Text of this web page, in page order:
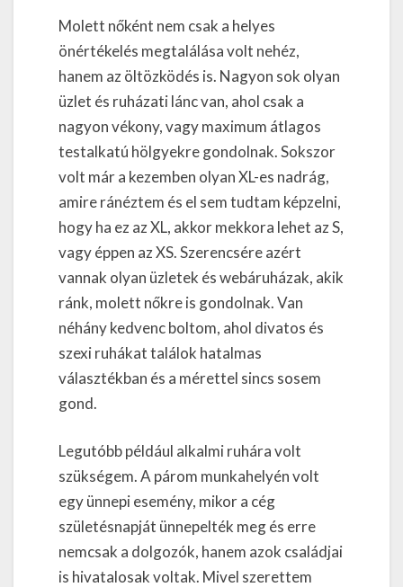
Molett nőként nem csak a helyes
önértékelés megtalálása volt nehéz,
hanem az öltözködés is. Nagyon sok olyan
üzlet és ruházati lánc van, ahol csak a
nagyon vékony, vagy maximum átlagos
testalkatú hölgyekre gondolnak. Sokszor
volt már a kezemben olyan XL-es nadrág,
amire ránéztem és el sem tudtam képzelni,
hogy ha ez az XL, akkor mekkora lehet az S,
vagy éppen az XS. Szerencsére azért
vannak olyan üzletek és webáruházak, akik
ránk, molett nőkre is gondolnak. Van
néhány kedvenc boltom, ahol divatos és
szexi ruhákat találok hatalmas
választékban és a mérettel sincs sosem
gond.
Legutóbb például alkalmi ruhára volt
szükségem. A párom munkahelyén volt
egy ünnepi esemény, mikor a cég
születésnapját ünnepelték meg és erre
nemcsak a dolgozók, hanem azok családjai
is hivatalosak voltak. Mivel szerettem